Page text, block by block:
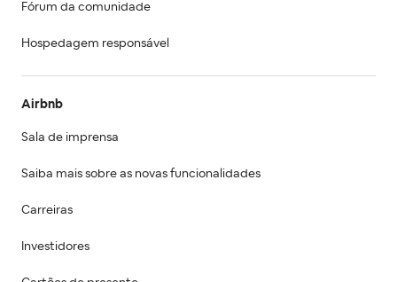
Fórum da comunidade
Hospedagem responsável
Airbnb
Sala de imprensa
Saiba mais sobre as novas funcionalidades
Carreiras
Investidores